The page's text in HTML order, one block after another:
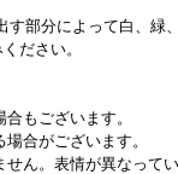
部分によって白、緑
ださい。
もございます。
合がございます。
ん。表情が異なって